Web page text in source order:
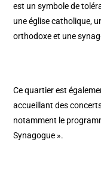
est un symbole de
une église catholique,
orthodoxe et une
Ce quartier est
accueillant des
notamment le
Synagogue ».